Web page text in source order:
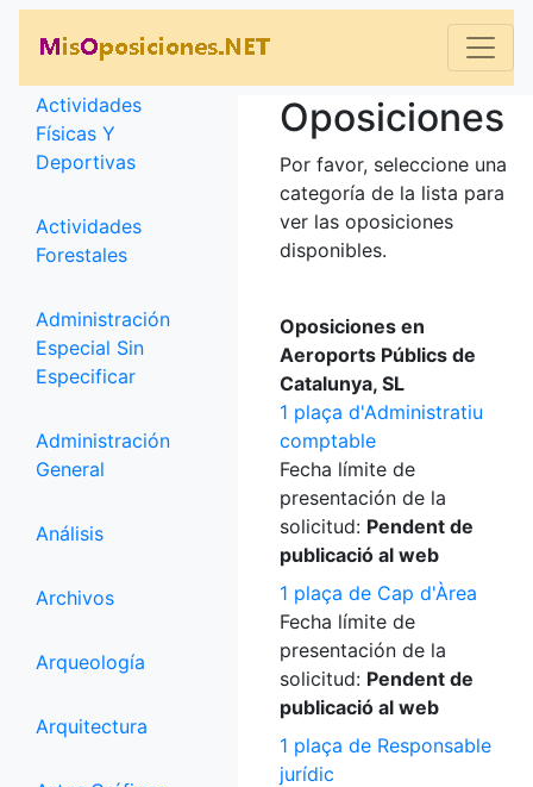
Categorías
Actividades
Físicas Y
Deportivas
Actividades
Forestales
Administración
Especial Sin
Especificar
Administración
General
Análisis
Archivos
Arqueología
Arquitectura
Oposiciones
Por favor, seleccione una
categoría de la lista para
ver las oposiciones
disponibles.
Oposiciones en
Aeroports Públics de
Catalunya, SL
1 plaça d'Administratiu
comptable
Fecha límite de
presentación de la
solicitud: Pendent de
publicació al web
1 plaça de Cap d'Àrea
Fecha límite de
presentación de la
solicitud: Pendent de
publicació al web
1 plaça de Responsable
jurídic